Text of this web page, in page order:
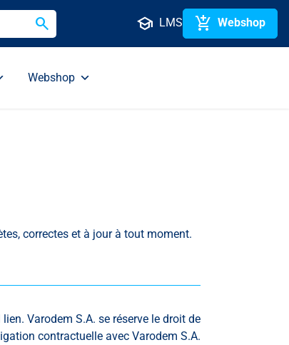
search school LMS add_shopping_cart Webshop
Webshop
correctes et à jour à tout moment.
Varodem S.A. se réserve le droit de
contractuelle avec Varodem S.A.